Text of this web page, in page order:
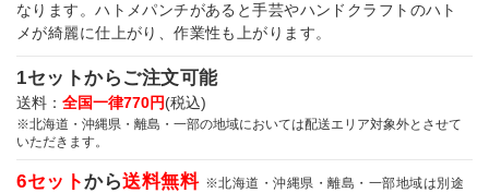
なります。ハトメパンチがあると手芸やハンドクラフトのハト
メが綺麗に仕上がり、作業性も上がります。
1セットからご注文可能
送料： 全国一律770円(税込)
※北海道・沖縄県・離島・一部の地域においては配送エリア対象外とさせて
いただきます。
6セットから送料無料 ※北海道・沖縄県・離島・一部地域は別途